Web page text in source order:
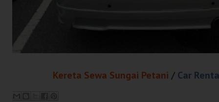
Kereta Sewa Sungai Petani / Car